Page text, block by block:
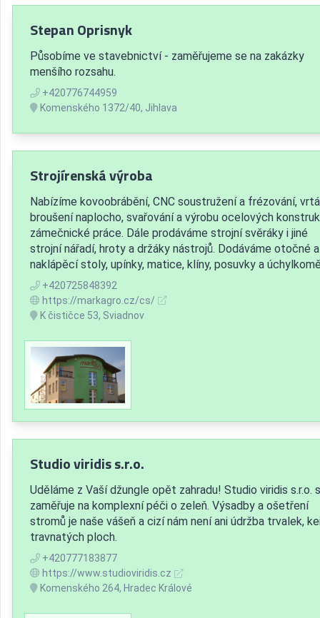
Stepan Oprisnyk
Působíme ve stavebnictví - zaměřujeme se na zakázky
menšího rozsahu.
+420776744959
Komenského 1372/40, Jihlava
Strojírenská výroba
Nabízíme kovoobrábění, CNC soustružení a frézování,
broušení naplocho, svařování a výrobu ocelových
zámečnické práce. Dále prodáváme strojní svěráky i jiné
strojní nářadí, hroty a držáky nástrojů. Dodáváme otočné a
naklápěcí stoly, upínky, matice, klíny, posuvky a
+420725848392
https://markagro.cz/cs/
K čističce 53, Sviadnov
Studio viridis s.r.o.
Uděláme z Vaší džungle opět zahradu! Studio viridis s.r.o.
zaměřuje na komplexní péči o zeleň. Výsadby a ošetření
stromů je naše vášeň a cizí nám není ani údržba trvalek,
travnatých ploch.
+420777183877
https://www.studioviridis.cz
Komenského 264, Hradec Králové